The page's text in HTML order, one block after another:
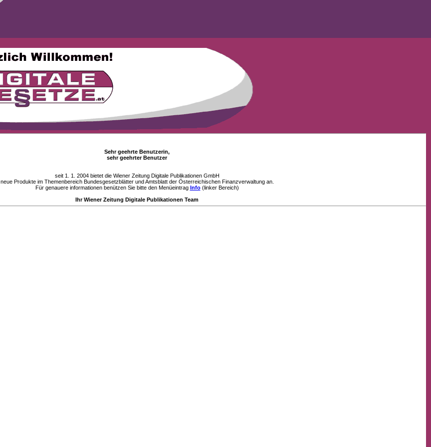
Sehr geehrte Benutzerin,
sehr geehrter Benutzer
seit 1. 1. 2004 bietet die Wiener Zeitung Digitale Publikationen GmbH
neue Produkte im Themenbereich Bundesgesetzblätter und Amtsblatt der Österreichischen Finanzverwaltung an.
Für genauere informationen benützen Sie bitte den Menüeintrag Info(linker Bereich)
Ihr Wiener Zeitung Digitale Publikationen Team